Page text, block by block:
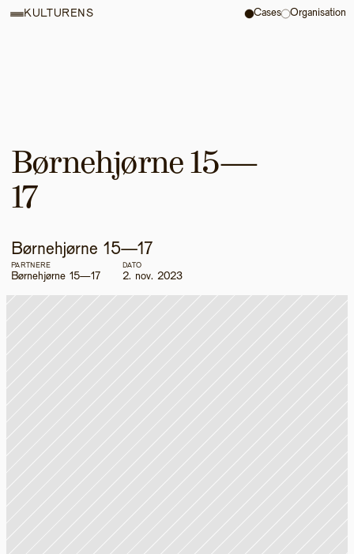
Børnehjørne 15—
17
Børnehjørne 15—17
PARTNERE
Børnehjørne 15—17
DATO
2. nov. 2023
KULTURENS Cases Organisation